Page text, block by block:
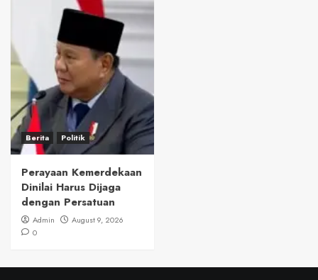
Berita Politik
Perayaan Kemerdekaan
Dinilai Harus Dijaga
dengan Persatuan
Admin
August 9, 2026
0